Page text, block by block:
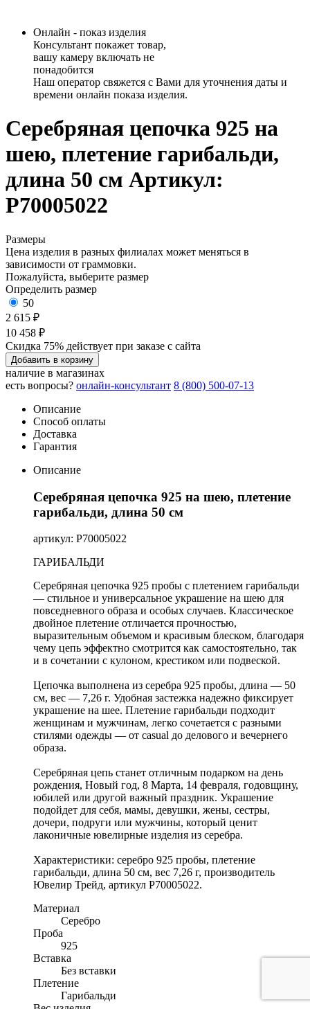
Онлайн - показ изделия
Консультант покажет товар,
вашу камеру включать не
понадобится
Наш оператор свяжется с Вами для уточнения даты и
времени онлайн показа изделия.
Серебряная цепочка 925 на
шею, плетение гарибальди,
длина 50 см Артикул:
Р70005022
Размеры
Цена изделия в разных филиалах может меняться в
зависимости от граммовки.
Пожалуйста, выберите размер
Определить размер
50
2 615 ₽
10 458 ₽
Скидка 75% действует при заказе с сайта
Добавить в корзину
наличие в магазинах
есть вопросы? онлайн-консультант 8 (800) 500-07-13
Описание
Способ оплаты
Доставка
Гарантия
Описание
Серебряная цепочка 925 на шею, плетение
гарибальди, длина 50 см
артикул: Р70005022
ГАРИБАЛЬДИ
Серебряная цепочка 925 пробы с плетением гарибальди
— стильное и универсальное украшение на шею для
повседневного образа и особых случаев. Классическое
двойное плетение отличается прочностью,
выразительным объемом и красивым блеском, благодаря
чему цепь эффектно смотрится как самостоятельно, так
и в сочетании с кулоном, крестиком или подвеской.
Цепочка выполнена из серебра 925 пробы, длина — 50
см, вес — 7,26 г. Удобная застежка надежно фиксирует
украшение на шее. Плетение гарибальди подходит
женщинам и мужчинам, легко сочетается с разными
стилями одежды — от casual до делового и вечернего
образа.
Серебряная цепь станет отличным подарком на день
рождения, Новый год, 8 Марта, 14 февраля, годовщину,
юбилей или другой важный праздник. Украшение
подойдет для себя, мамы, девушки, жены, сестры,
дочери, подруги или мужчины, который ценит
лаконичные ювелирные изделия из серебра.
Характеристики: серебро 925 пробы, плетение
гарибальди, длина 50 см, вес 7,26 г, производитель
Ювелир Трейд, артикул Р70005022.
Материал
Серебро
Проба
925
Вставка
Без вставки
Плетение
Гарибальди